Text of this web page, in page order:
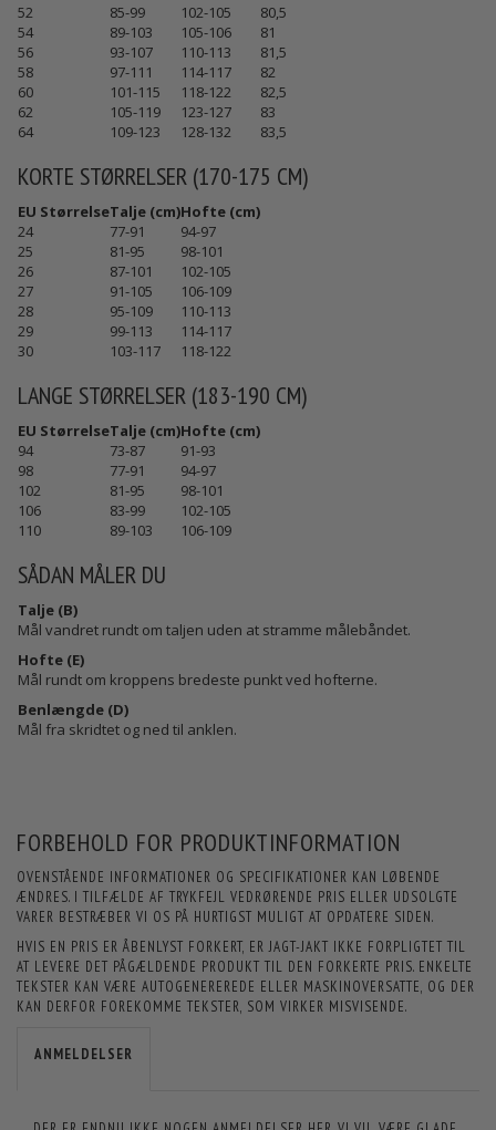
52
85-99 102-105
80,5
54
89-103 105-106
81
56
93-107 110-113
81,5
58
97-111 114-117
82
60
101-115 118-122
82,5
62
105-119 123-127
83
64
109-123 128-132 83,5
KORTE STØRRELSER (170-175 CM)
EU StørrelseTalje (cm)Hofte (cm)
24
77-91
94-97
25
81-95
98-101
26
87-101
102-105
27
91-105
106-109
28
95-109
110-113
29
99-113
114-117
30
103-117 118-122
LANGE STØRRELSER (183-190 CM)
EU StørrelseTalje (cm)Hofte (cm)
94
73-87
91-93
98
77-91
94-97
102
81-95
98-101
106
83-99
102-105
110
89-103 106-109
SÅDAN MÅLER DU
Talje (B)
Mål vandret rundt om taljen uden at stramme målebåndet.
Hofte (E)
Mål rundt om kroppens bredeste punkt ved hofterne.
Benlængde (D)
Mål fra skridtet og ned til anklen.
FORBEHOLD FOR PRODUKTINFORMATION
OVENSTÅENDE INFORMATIONER OG SPECIFIKATIONER KAN LØBENDE
ÆNDRES. I TILFÆLDE AF TRYKFEJL VEDRØRENDE PRIS ELLER UDSOLGTE
VARER BESTRÆBER VI OS PÅ HURTIGST MULIGT AT OPDATERE SIDEN.
HVIS EN PRIS ER ÅBENLYST FORKERT, ER JAGT-JAKT IKKE FORPLIGTET TIL
AT LEVERE DET PÅGÆLDENDE PRODUKT TIL DEN FORKERTE PRIS. ENKELTE
TEKSTER KAN VÆRE AUTOGENEREREDE ELLER MASKINOVERSATTE, OG DER
KAN DERFOR FOREKOMME TEKSTER, SOM VIRKER MISVISENDE.
ANMELDELSER